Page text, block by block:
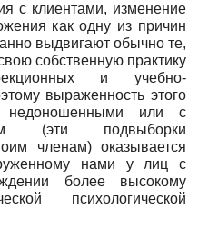
с клиентами, изменение
как одну из причин
выдвигают обычно те,
собственную практику
и учебно­
выраженность этого
недоношенными или с
(эти подвыборки
членам) оказывается
нами у лиц с
более высокому
психологической